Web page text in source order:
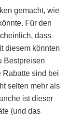
gemacht, wie
Für den
dass
diesem könnten
Bestpreisen
Rabatte sind bei
selten mehr als
ist dieser
(und das